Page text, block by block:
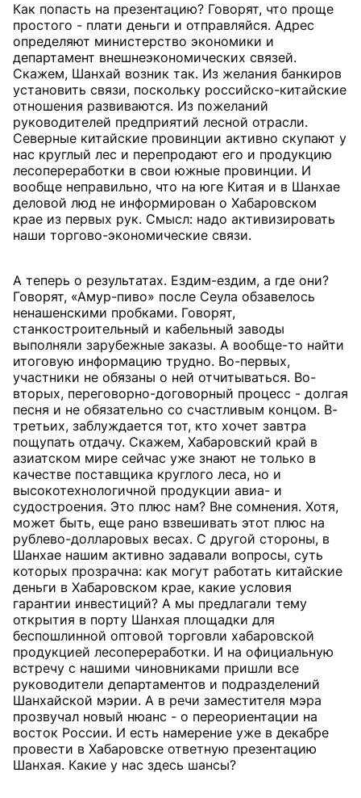
Как попасть на презентацию? Говорят, что проще
простого - плати деньги и отправляйся. Адрес
определяют министерство экономики и
департамент внешнеэкономических связей.
Скажем, Шанхай возник так. Из желания банкиров
установить связи, поскольку российско-китайские
отношения развиваются. Из пожеланий
руководителей предприятий лесной отрасли.
Северные китайские провинции активно скупают у
нас круглый лес и перепродают его и продукцию
лесопереработки в свои южные провинции. И
вообще неправильно, что на юге Китая и в Шанхае
деловой люд не информирован о Хабаровском
крае из первых рук. Смысл: надо активизировать
наши торгово-экономические связи.
А теперь о результатах. Ездим-ездим, а где они?
Говорят, «Амур-пиво» после Сеула обзавелось
ненашенскими пробками. Говорят,
станкостроительный и кабельный заводы
выполняли зарубежные заказы. А вообще-то найти
итоговую информацию трудно. Во-первых,
участники не обязаны о ней отчитываться. Во-
вторых, переговорно-договорный процесс - долгая
песня и не обязательно со счастливым концом. В-
третьих, заблуждается тот, кто хочет завтра
пощупать отдачу. Скажем, Хабаровский край в
азиатском мире сейчас уже знают не только в
качестве поставщика круглого леса, но и
высокотехнологичной продукции авиа- и
судостроения. Это плюс нам? Вне сомнения. Хотя,
может быть, еще рано взвешивать этот плюс на
рублево-долларовых весах. С другой стороны, в
Шанхае нашим активно задавали вопросы, суть
которых прозрачна: как могут работать китайские
деньги в Хабаровском крае, какие условия
гарантии инвестиций? А мы предлагали тему
открытия в порту Шанхая площадки для
беспошлинной оптовой торговли хабаровской
продукцией лесопереработки. И на официальную
встречу с нашими чиновниками пришли все
руководители департаментов и подразделений
Шанхайской мэрии. А в речи заместителя мэра
прозвучал новый нюанс - о переориентации на
восток России. И есть намерение уже в декабре
провести в Хабаровске ответную презентацию
Шанхая. Какие у нас здесь шансы?